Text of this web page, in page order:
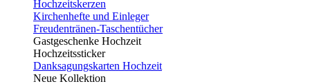
Hochzeitskerzen
Kirchenhefte und Einleger
Freudentränen-Taschentücher
Gastgeschenke Hochzeit
Hochzeitssticker
Danksagungskarten Hochzeit
Neue Kollektion